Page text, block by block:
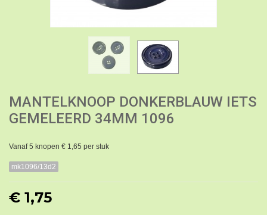
MANTELKNOOP DONKERBLAUW IETS
GEMELEERD 34MM 1096
Vanaf 5 knopen € 1,65 per stuk
mk1096/13d2
€ 1,75